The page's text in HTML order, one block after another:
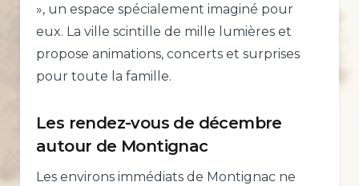
», un espace spécialement imaginé pour
eux. La ville scintille de mille lumières et
propose animations, concerts et surprises
pour toute la famille.
Les rendez-vous de décembre
autour de Montignac
Les environs immédiats de Montignac ne